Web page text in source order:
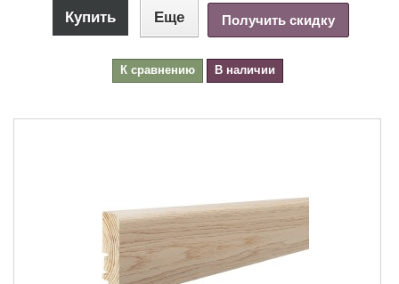
Купить Еще Получить скидку
К сравнению В наличии